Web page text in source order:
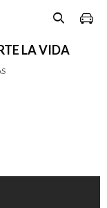
LA VIDA